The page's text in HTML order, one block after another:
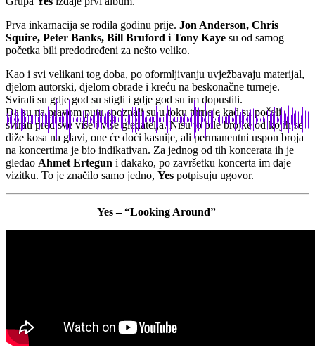
Prva inkarnacija se rodila godinu prije. Jon Anderson, Chris
Squire, Peter Banks, Bill Bruford i Tony Kaye su od samog
početka bili predodređeni za nešto veliko.
Kao i svi velikani tog doba, po oformljivanju uvježbavaju materijal,
djelom autorski, djelom obrade i kreću na beskonačne turneje.
Svirali su gdje god su stigli i gdje god su im dopustili.
Da su na pravom putu spoznali su u toku turneje kad su počeli
svirati pred sve više i više gledatelja. Nisu to bile brojke od kojih se
diže kosa na glavi, one će doći kasnije, ali permanentni uspon broja
na koncertima je bio indikativan. Za jednog od tih koncerata ih je
gledao Ahmet Ertegun i dakako, po završetku koncerta im daje
vizitku. To je značilo samo jedno, Yes potpisuju ugovor.
Yes – “Looking Around”